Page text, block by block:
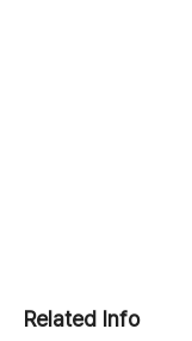
Related Info